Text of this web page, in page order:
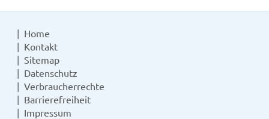
Home
Kontakt
Sitemap
Datenschutz
Verbraucherrechte
Barrierefreiheit
Impressum